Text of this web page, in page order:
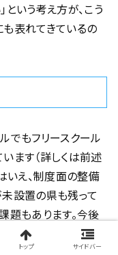
いう考え方が、こう
表れてきているの
でもフリースクール
ます（詳しくは前述
いえ、制度面の整備
設置の県も残って
題もあります。今後
トップ サイドバー